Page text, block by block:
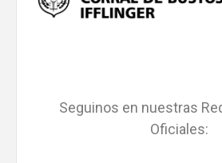
Seguinos en nuestras
Oficiales: